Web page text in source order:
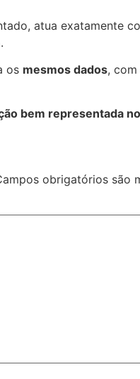
atua exatamente
os mesmos dados,
bem representada
obrigatórios são